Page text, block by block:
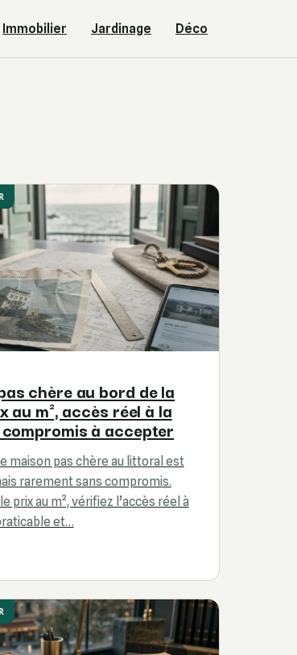
Immobilier Jardinage Déco
chère au bord de la
au m², accès réel à la
à accepter
maison pas chère au littoral est
rarement sans compromis.
prix au m², vérifiez l’accès réel à
et…